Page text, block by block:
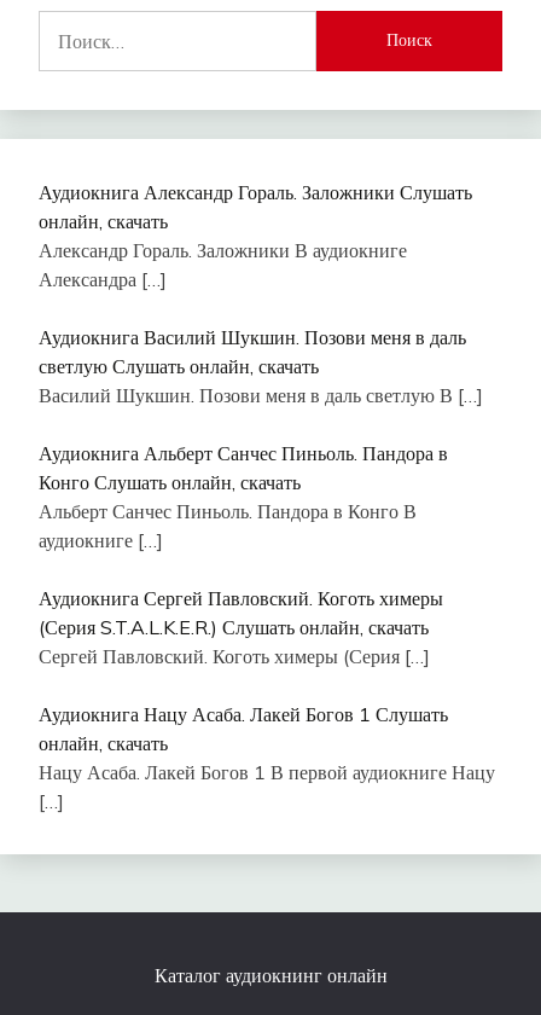
Аудиокнига Александр Гораль. Заложники Слушать
онлайн, скачать
Александр Гораль. Заложники В аудиокниге
Александра […]
Аудиокнига Василий Шукшин. Позови меня в даль
светлую Слушать онлайн, скачать
Василий Шукшин. Позови меня в даль светлую В […]
Аудиокнига Альберт Санчес Пиньоль. Пандора в
Конго Слушать онлайн, скачать
Альберт Санчес Пиньоль. Пандора в Конго В
аудиокниге […]
Аудиокнига Сергей Павловский. Коготь химеры
(Серия S.T.A.L.K.E.R.) Слушать онлайн, скачать
Сергей Павловский. Коготь химеры (Серия […]
Аудиокнига Нацу Асаба. Лакей Богов 1 Слушать
онлайн, скачать
Нацу Асаба. Лакей Богов 1 В первой аудиокниге Нацу
[…]
Каталог аудиокнинг онлайн